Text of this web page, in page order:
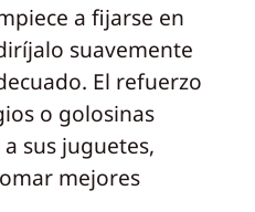
a fijarse en
suavemente
El refuerzo
o golosinas
sus juguetes,
mejores